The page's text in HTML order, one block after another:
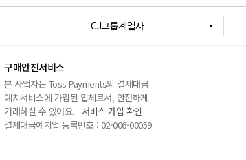
CJ그룹계열사
구매안전서비스
본 사업자는 Toss Payments의 결제대금
예치서비스에 가입된 업체로서, 안전하게
거래하실 수 있어요. 서비스 가입 확인
결제대금예치업 등록번호 : 02-006-00059